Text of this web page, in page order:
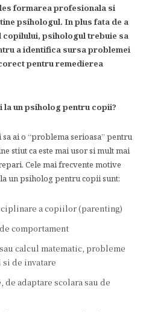
formarea profesionala si
psihologul. In plus fata de a
copilului, psihologul trebuie sa
a identifica sursa problemei
pentru remedierea
la un psiholog pentru copii?
ai o “problema serioasa” pentru
stiut ca este mai usor si mult mai
Cele mai frecvente motive
un psiholog pentru copii sunt:
a copiilor (parenting)
comportament
calcul matematic, probleme
si de invatare
adaptare scolara sau de